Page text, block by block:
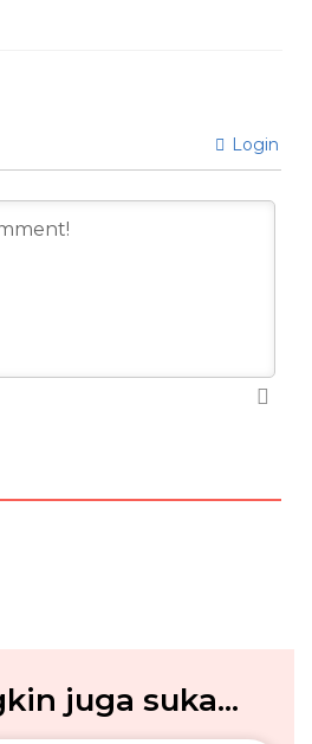
Login
juga suka...